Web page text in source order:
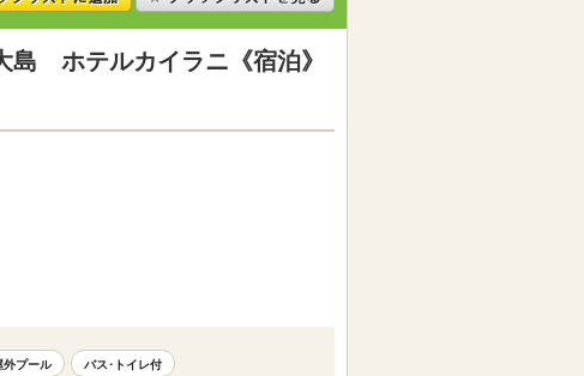
島 ホテルカイラニ《宿泊》
外プール バス･トイレ付